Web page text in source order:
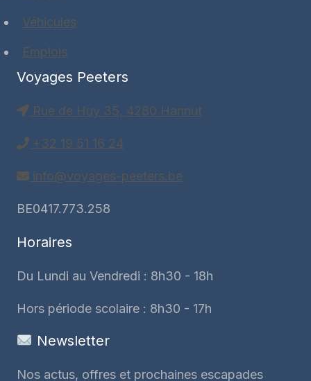
Véhicules
Emplois
Voyages Peeters
Rue de Huy 35, 4280 Hannut
+32 19 51 16 24
info@voyages-peeters.be
BE0417.773.258
Horaires
Du Lundi au Vendredi : 8h30 - 18h
Hors période scolaire : 8h30 - 17h
Newsletter
Nos actus, offres et prochaines escapades